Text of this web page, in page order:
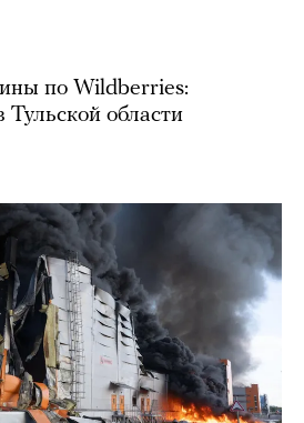
по Wildberries:
Тульской области